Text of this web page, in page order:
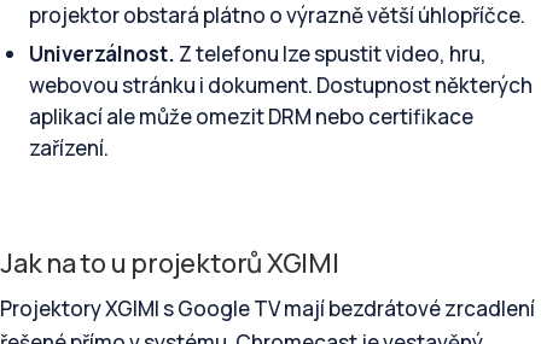
projektor obstará plátno o výrazně větší úhlopříčce.
Univerzálnost. Z telefonu lze spustit video, hru,
webovou stránku i dokument. Dostupnost některých
aplikací ale může omezit DRM nebo certifikace
zařízení.
Jak na to u projektorů XGIMI
Projektory XGIMI s Google TV mají bezdrátové zrcadlení